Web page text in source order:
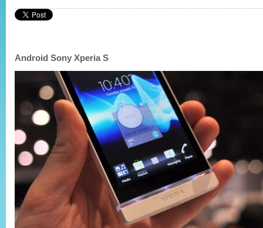
Android Sony Xperia S